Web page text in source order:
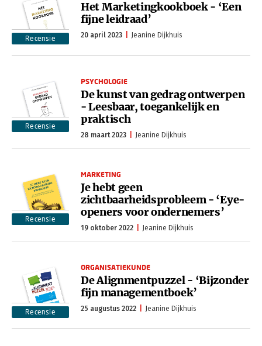
Recensie
Het Marketingkookboek - ‘Een
fijne leidraad’
20 april 2023 Jeanine Dijkhuis
Recensie
PSYCHOLOGIE
De kunst van gedrag ontwerpen
- Leesbaar, toegankelijk en
praktisch
28 maart 2023 Jeanine Dijkhuis
Recensie
MARKETING
Je hebt geen
zichtbaarheidsprobleem - ‘Eye-
openers voor ondernemers’
19 oktober 2022 Jeanine Dijkhuis
Recensie
ORGANISATIEKUNDE
De Alignmentpuzzel - ‘Bijzonder
fijn managementboek’
25 augustus 2022 Jeanine Dijkhuis